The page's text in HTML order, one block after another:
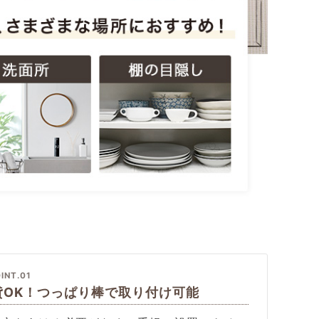
OK！つっぱり棒で取り付け可能